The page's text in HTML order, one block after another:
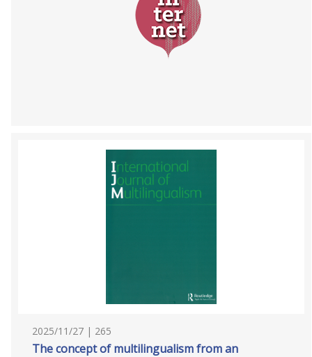
2025/11/27 | 265
The concept of multilingualism from an